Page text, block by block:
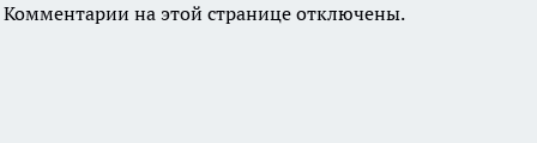
Комментарии на этой странице отключены.